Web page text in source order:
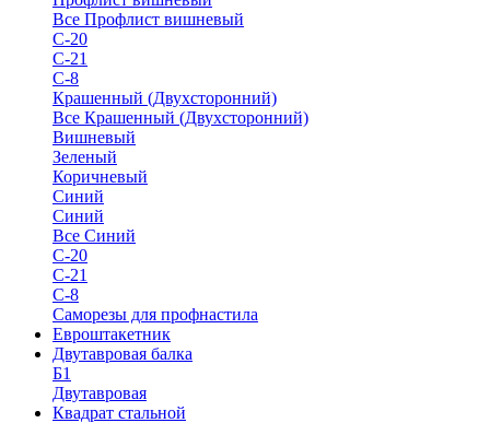
Все Профлист вишневый
С-20
С-21
С-8
Крашенный (Двухсторонний)
Все Крашенный (Двухсторонний)
Вишневый
Зеленый
Коричневый
Синий
Синий
Все Синий
С-20
С-21
С-8
Саморезы для профнастила
Евроштакетник
Двутавровая балка
Б1
Двутавровая
Квадрат стальной